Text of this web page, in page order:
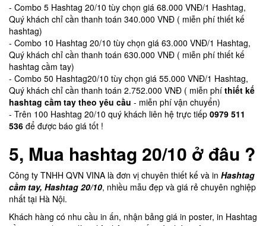
- Combo 5 Hashtag 20/10 tùy chọn giá 68.000 VNĐ/1 Hashtag,
Quý khách chỉ cần thanh toán 340.000 VNĐ ( miễn phí thiết kế
hashtag)
- Combo 10 Hashtag 20/10 tùy chọn giá 63.000 VNĐ/1 Hashtag,
Quý khách chỉ cần thanh toán 630.000 VNĐ ( miễn phí thiết kế
hashtag cầm tay)
- Combo 50 Hashtag20/10 tùy chọn giá 55.000 VNĐ/1 Hashtag,
Quý khách chỉ cần thanh toán 2.752.000 VNĐ ( miễn phí thiết kế
hashtag cầm tay theo yêu cầu - miễn phí vận chuyển)
- Trên 100 Hashtag 20/10 quý khách liên hệ trực tiếp 0979 511
536 để được báo giá tốt !
5, Mua hashtag 20/10 ở đâu ?
Công ty TNHH QVN VINA là đơn vị chuyên thiết kế và in Hashtag
cầm tay, Hashtag 20/10, nhiều mẫu đẹp và giá rẻ chuyên nghiệp
nhất tại Hà Nội.
Khách hàng có nhu cầu in ấn, nhận bảng giá in poster, in Hashtag